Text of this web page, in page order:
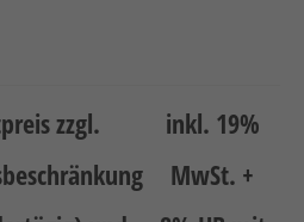
zzgl.
inkl. 19%
MwSt. +